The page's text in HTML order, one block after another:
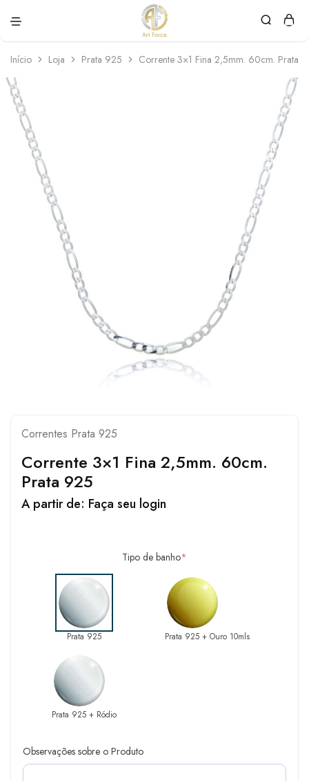
Force
personalizadas
Início Loja Prata 925 Corrente 3×1 Fina 2,5mm. 60cm. Prata
Correntes Prata 925
Corrente 3×1 Fina 2,5mm. 60cm.
Prata 925
A partir de: Faça seu login
Tipo de banho*
Prata 925 Prata 925 + Ouro 10mls
Prata 925 + Ródio
Observações sobre o Produto